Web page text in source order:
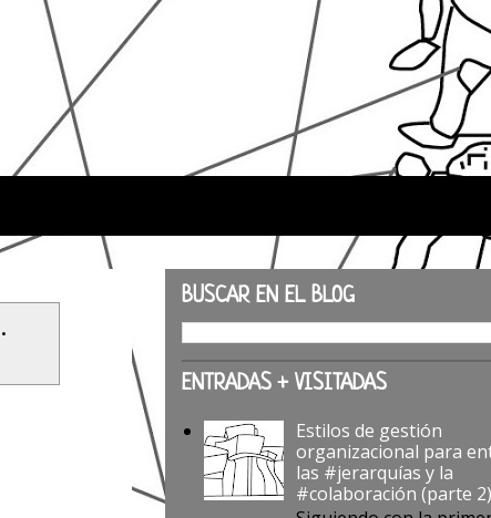
.
BUSCAR EN EL BLOG
ENTRADAS + VISITADAS
Estilos de gestión
organizacional para
las #jerarquías y la
#colaboración (parte